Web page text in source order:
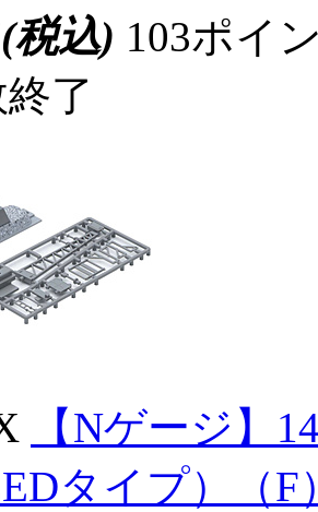
(税込) 103ポイ
了
【Nゲージ】
タイプ）（F